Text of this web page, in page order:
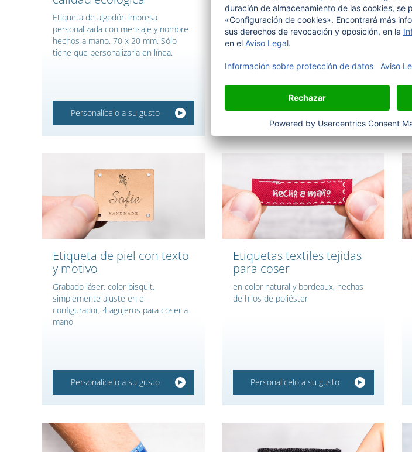
Etiqueta de algodón impresa
personalizada con mensaje y nombre
hechos a mano. 70 x 20 mm. Sólo
tiene que personalizarla en línea.
Personalícelo a su gusto
grabadas con láser, en metal
Personalícelo a su gusto
Etiqueta de piel con texto
y motivo
Grabado láser, color bisquit,
simplemente ajuste en el
configurador, 4 agujeros para coser a
mano
Personalícelo a su gusto
Etiquetas textiles tejidas
para coser
en color natural y bordeaux, hechas
de hilos de poliéster
Personalícelo a su gusto